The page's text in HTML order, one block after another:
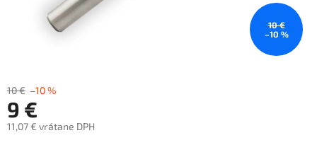
10 €
–10 %
10 € –10 %
9 €
11,07 € vrátane DPH